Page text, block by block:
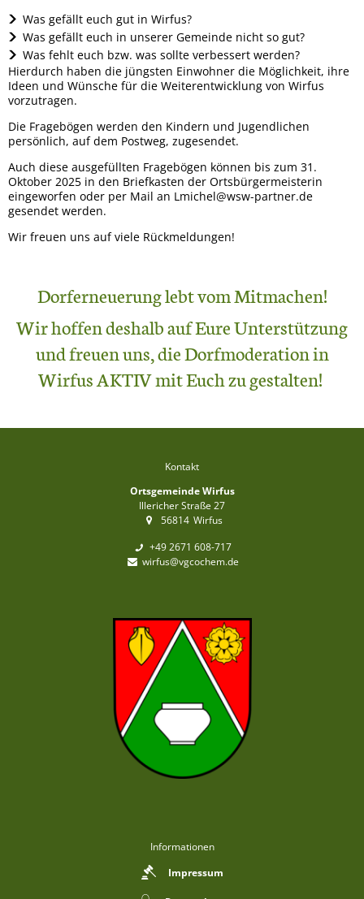
Was gefällt euch gut in Wirfus?
Was gefällt euch in unserer Gemeinde nicht so gut?
Was fehlt euch bzw. was sollte verbessert werden?
Hierdurch haben die jüngsten Einwohner die Möglichkeit, ihre
Ideen und Wünsche für die Weiterentwicklung von Wirfus
vorzutragen.
Die Fragebögen werden den Kindern und Jugendlichen
persönlich, auf dem Postweg, zugesendet.
Auch diese ausgefüllten Fragebögen können bis zum 31.
Oktober 2025 in den Briefkasten der Ortsbürgermeisterin
eingeworfen oder per Mail an Lmichel@wsw-partner.de
gesendet werden.
Wir freuen uns auf viele Rückmeldungen!
Dorferneuerung lebt vom Mitmachen!
Wir hoffen deshalb auf Eure Unterstützung
und freuen uns, die Dorfmoderation in
Wirfus AKTIV mit Euch zu gestalten!
Kontakt
Ortsgemeinde Wirfus
Illericher Straße 27
56814 Wirfus
+49 2671 608-717
wirfus@vgcochem.de
Informationen
Impressum